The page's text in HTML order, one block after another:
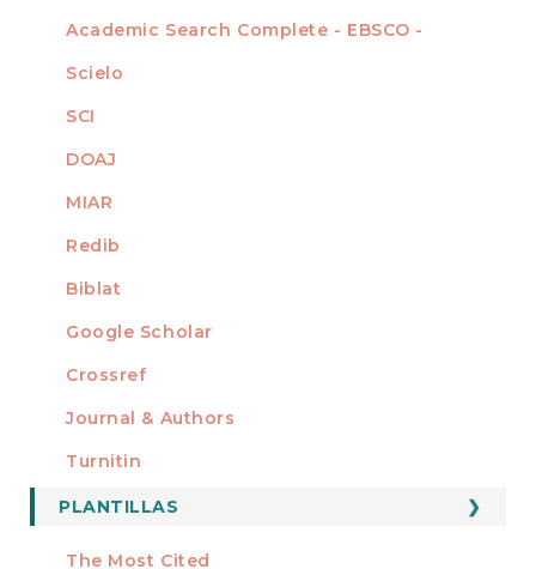
Academic Search Complete - EBSCO -
Scielo
SCI
DOAJ
MIAR
Redib
Biblat
Google Scholar
MIEMBRO DE
Crossref
Journal & Authors
Turnitin
FORMATOS
PLANTILLAS
Manuscript Template
ESTADÍSTICOS
The Most Cited